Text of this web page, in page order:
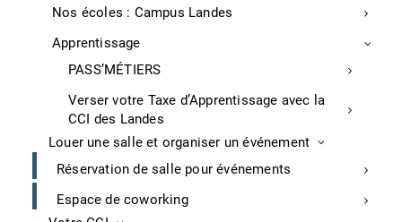
Nos écoles : Campus Landes
Apprentissage
PASS’MÉTIERS
Verser votre Taxe d’Apprentissage avec la
CCI des Landes
Louer une salle et organiser un événement
Réservation de salle pour événements
Espace de coworking
Liposthey
l’aéronautique, plus de 100 salariés) suit une bonne
dynamique et a créé le projet Smart Factory en 2021
qui vise à optimiser et définir de nouveaux process de
fabrication.
Sud Ouest, P.13, 15/12/2022